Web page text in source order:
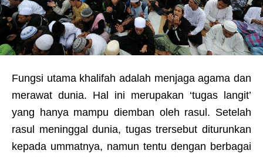
Fungsi utama khalifah adalah menjaga agama dan
merawat dunia. Hal ini merupakan ‘tugas langit’
yang hanya mampu diemban oleh rasul. Setelah
rasul meninggal dunia, tugas trersebut diturunkan
kepada ummatnya, namun tentu dengan berbagai